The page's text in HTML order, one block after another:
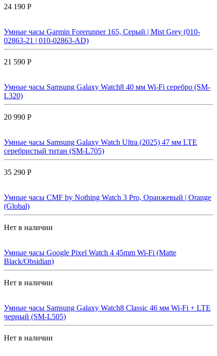
24 190 Р
Умные часы Garmin Forerunner 165, Серый | Mist Grey (010-
02863-21 | 010-02863-AD)
21 590 Р
Умные часы Samsung Galaxy Watch8 40 мм Wi-Fi серебро (SM-
L320)
20 990 Р
Умные часы Samsung Galaxy Watch Ultra (2025) 47 мм LTE
серебристый титан (SM-L705)
35 290 Р
Умные часы CMF by Nothing Watch 3 Pro, Оранжевый | Orange
(Global)
Нет в наличии
Умные часы Google Pixel Watch 4 45mm Wi-Fi (Matte
Black/Obsidian)
Нет в наличии
Умные часы Samsung Galaxy Watch8 Classic 46 мм Wi-Fi + LTE
черный (SM-L505)
Нет в наличии